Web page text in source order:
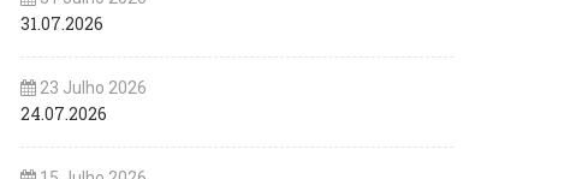
31.07.2026
23 Julho 2026
24.07.2026